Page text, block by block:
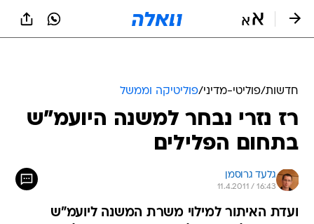
חדשות/פוליטי-מדיני/פוליטיקה וממשל
רז נזרי נבחר למשנה היועמ"ש
בתחום הפלילים
גלעד גרוסמן
11.4.2011 / 16:43
ועדת האיתור למילוי משרת המשנה ליועמ"ש